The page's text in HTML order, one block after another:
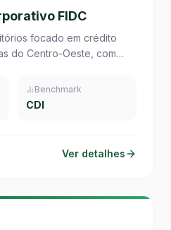
FIDC
focado em crédito
do Centro-Oeste, com
Benchmark
CDI
Ver detalhes